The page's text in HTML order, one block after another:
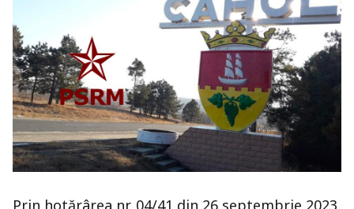
Prin hotărârea nr. 04/41 din 26 septembrie 2023,